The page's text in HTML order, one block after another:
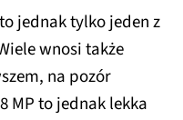
jednak tylko jeden z
wnosi także
na pozór
MP to jednak lekka